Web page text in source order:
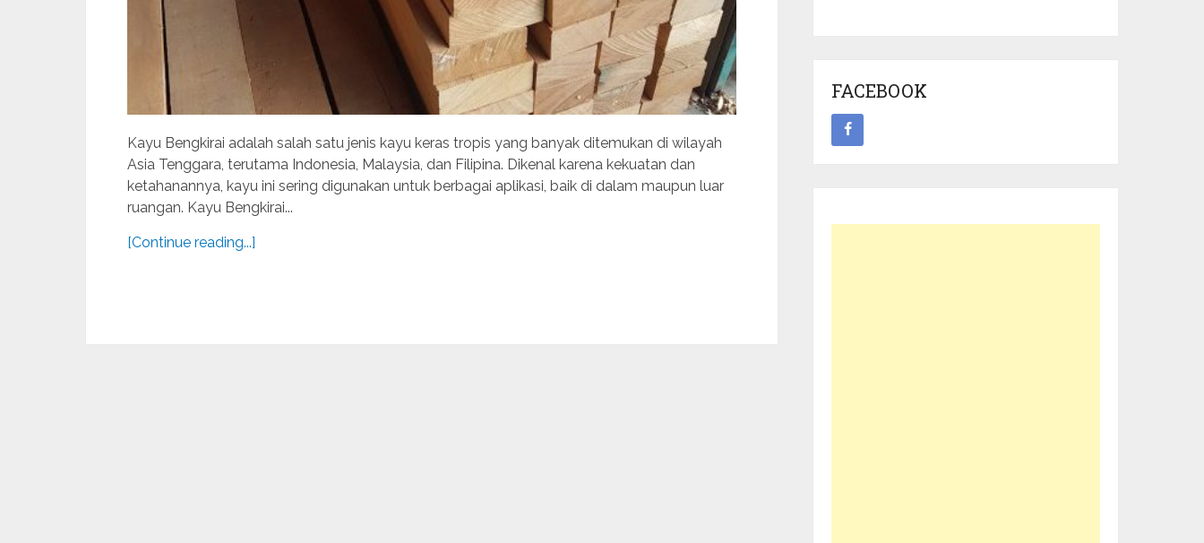
Kayu Bengkirai adalah salah satu jenis kayu keras tropis yang banyak ditemukan di wilayah
Asia Tenggara, terutama Indonesia, Malaysia, dan Filipina. Dikenal karena kekuatan dan
ketahanannya, kayu ini sering digunakan untuk berbagai aplikasi, baik di dalam maupun luar
ruangan. Kayu Bengkirai...
[Continue reading...]
FACEBOOK